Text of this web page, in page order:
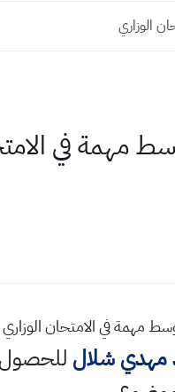
الوزاري
مهمة في
مهدي شلال